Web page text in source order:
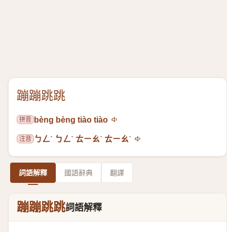
蹦蹦跳跳
拼音 bèng bèng tiào tiào
注音 ㄅㄥˋ ㄅㄥˋ ㄊㄧㄠˋ ㄊㄧㄠˋ
詞語解釋 國語辭典 翻譯
蹦蹦跳跳詞語解釋